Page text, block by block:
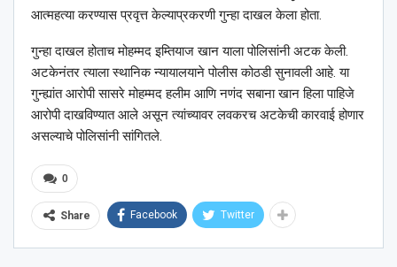
आत्महत्या करण्यास प्रवृत्त केल्याप्रकरणी गुन्हा दाखल केला होता.
गुन्हा दाखल होताच मोहम्मद इम्तियाज खान याला पोलिसांनी अटक केली.
अटकेनंतर त्याला स्थानिक न्यायालयाने पोलीस कोठडी सुनावली आहे. या
गुन्ह्यांत आरोपी सासरे मोहम्मद हलीम आणि नणंद सबाना खान हिला पाहिजे
आरोपी दाखविण्यात आले असून त्यांच्यावर लवकरच अटकेची कारवाई होणार
असल्याचे पोलिसांनी सांगितले.
0
Share Facebook Twitter